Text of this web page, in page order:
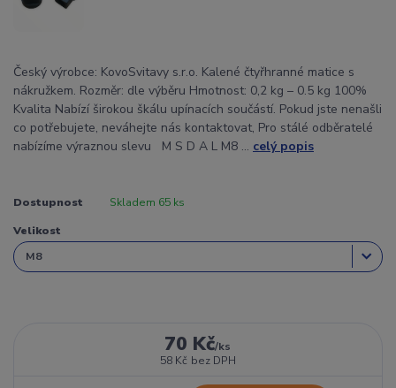
Český výrobce: KovoSvitavy s.r.o. Kalené čtyřhranné matice s
nákružkem. Rozměr: dle výběru Hmotnost: 0,2 kg – 0.5 kg 100%
Kvalita Nabízí širokou škálu upínacích součástí. Pokud jste nenašli
co potřebujete, neváhejte nás kontaktovat, Pro stálé odběratelé
nabízíme výraznou slevu M S D A L M8 ... celý popis
Dostupnost Skladem 65 ks
Velikost
70 Kč/ks
58 Kč bez DPH